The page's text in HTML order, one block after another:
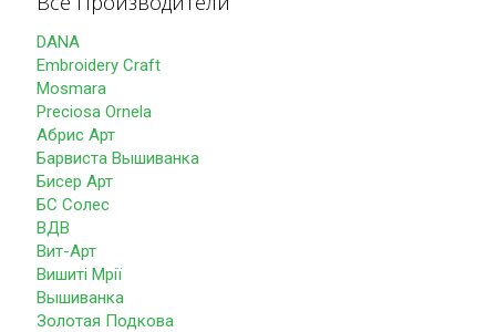
DANA
Embroidery Craft
Mosmara
Preciosa Ornela
Абрис Арт
Барвиста Вышиванка
Бисер Арт
БС Солес
ВДВ
Вит-Арт
Вишиті Мрії
Вышиванка
Золотая Подкова